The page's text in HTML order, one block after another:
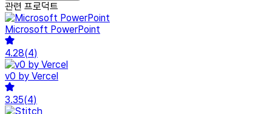
관련 프로덕트
Microsoft PowerPoint
4.28(4)
v0 by Vercel
3.35(4)